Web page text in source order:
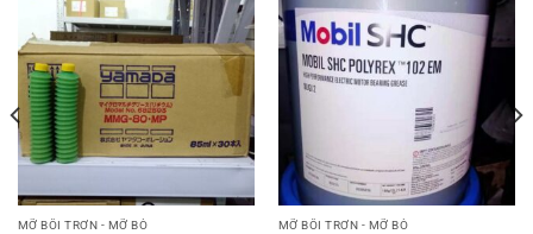
MỠ BÔI TRƠN - MỠ BÒ MỠ BÔI TRƠN - MỠ BÒ